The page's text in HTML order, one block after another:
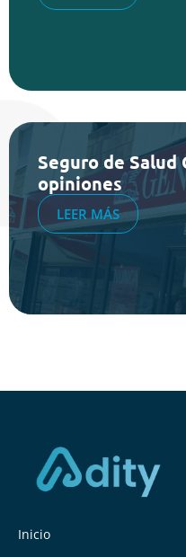
Seguro de Salud
opiniones
LEER MÁS
Inicio